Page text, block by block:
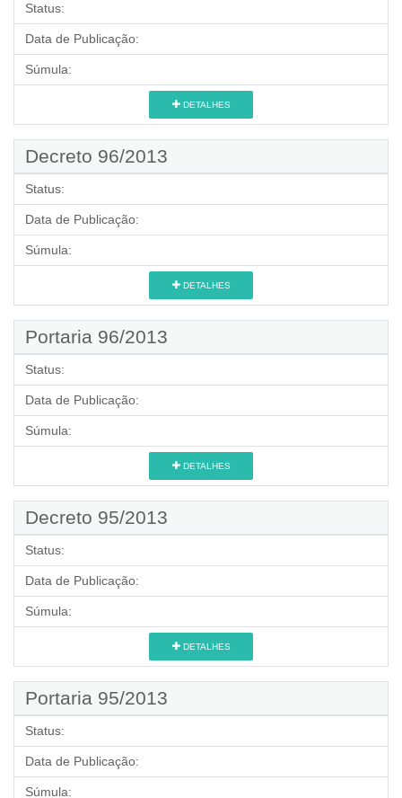
Status:
Data de Publicação:
Súmula:
DETALHES
Decreto 96/2013
Status:
Data de Publicação:
Súmula:
DETALHES
Portaria 96/2013
Status:
Data de Publicação:
Súmula:
DETALHES
Decreto 95/2013
Status:
Data de Publicação:
Súmula:
DETALHES
Portaria 95/2013
Status:
Data de Publicação:
Súmula: